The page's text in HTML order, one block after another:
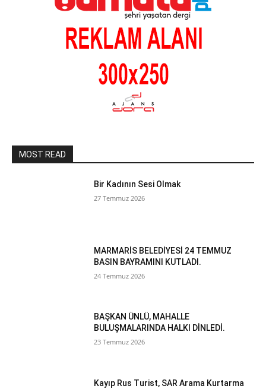
MOST READ
Bir Kadının Sesi Olmak
27 Temmuz 2026
MARMARİS BELEDİYESİ 24 TEMMUZ
BASIN BAYRAMINI KUTLADI.
24 Temmuz 2026
BAŞKAN ÜNLÜ, MAHALLE
BULUŞMALARINDA HALKI DİNLEDİ.
23 Temmuz 2026
Kayıp Rus Turist, SAR Arama Kurtarma